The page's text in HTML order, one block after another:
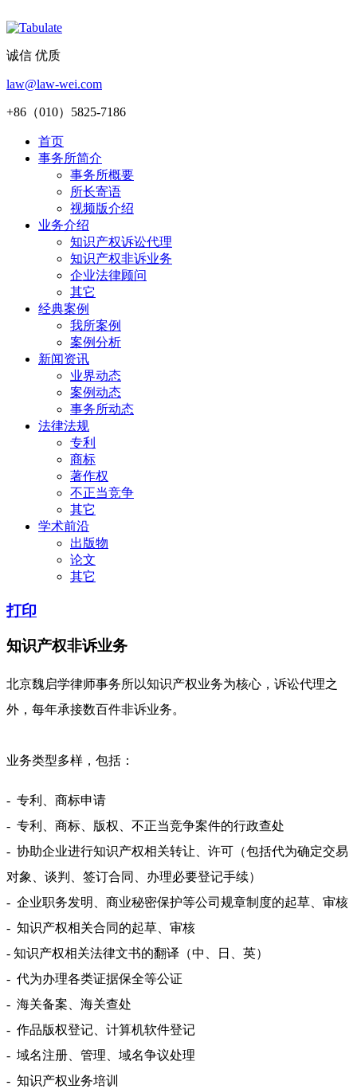
诚信 优质
law@law-wei.com
+86（010）5825-7186
首页
事务所简介
事务所概要
所长寄语
视频版介绍
业务介绍
知识产权诉讼代理
知识产权非诉业务
企业法律顾问
其它
经典案例
我所案例
案例分析
新闻资讯
业界动态
案例动态
事务所动态
法律法规
专利
商标
著作权
不正当竞争
其它
学术前沿
出版物
论文
其它
打印
知识产权非诉业务
北京魏启学律师事务所以知识产权业务为核心，诉讼代理之
外，每年承接数百件非诉业务。
业务类型多样，包括：
- 专利、商标申请
- 专利、商标、版权、不正当竞争案件的行政查处
- 协助企业进行知识产权相关转让、许可（包括代为确定交易
对象、谈判、签订合同、办理必要登记手续）
- 企业职务发明、商业秘密保护等公司规章制度的起草、审核
- 知识产权相关合同的起草、审核
- 知识产权相关法律文书的翻译（中、日、英）
- 代为办理各类证据保全等公证
- 海关备案、海关查处
- 作品版权登记、计算机软件登记
- 域名注册、管理、域名争议处理
- 知识产权业务培训